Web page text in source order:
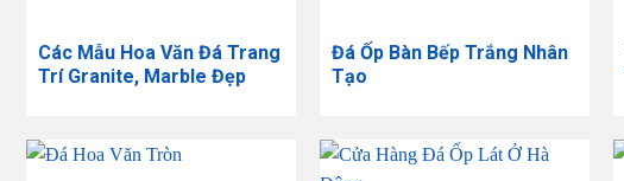
Các Mẫu Hoa Văn Đá Trang
Trí Granite, Marble Đẹp
Đá Ốp Bàn Bếp Trắng Nhân
Tạo